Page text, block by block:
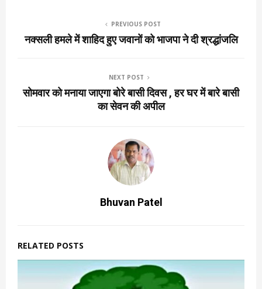
PREVIOUS POST
नक्सली हमले में शाहिद हुए जवानों को भाजपा ने दी श्रद्धांजलि
NEXT POST
सोमवार को मनाया जाएगा बोरे बासी दिवस , हर घर में बारे बासी
का सेवन की अपील
Bhuvan Patel
RELATED POSTS